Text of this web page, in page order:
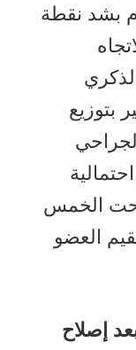
بشد نقطة
بتوزيع
تحت الخمس
العضو
إصلاح